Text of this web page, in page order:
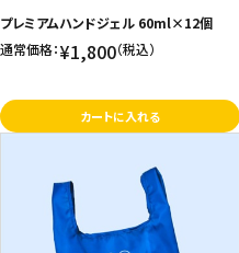
お問い合わせ
特定商取引法表示について
利用規約
プレミアムハンドジェル 60ml×12個
通常価格：¥1,800（税込）
カートに入れる